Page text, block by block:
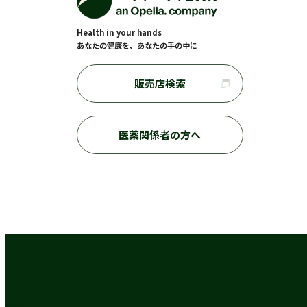
Health in your hands
あなたの健康を、あなたの手の中に
販売店検索
医薬関係者の方へ